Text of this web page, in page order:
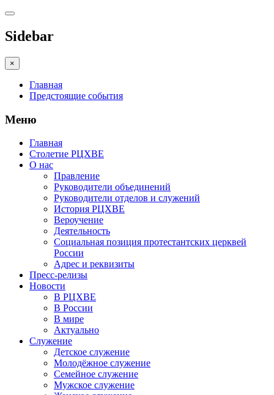
Sidebar
×
Главная
Предстоящие события
Меню
Главная
Столетие РЦХВЕ
О нас
Правление
Руководители объединений
Руководители отделов и служений
История РЦХВЕ
Вероучение
Деятельность
Социальная позиция протестантских церквей
России
Адрес и реквизиты
Пресс-релизы
Новости
В РЦХВЕ
В России
В мире
Актуально
Служение
Детское служение
Молодёжное служение
Семейное служение
Мужское служение